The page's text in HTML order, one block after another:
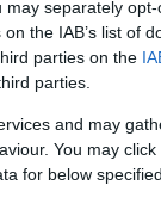
separately
the IAB’s list of
parties on the
parties.
and may
You may
for below
dalt
és a